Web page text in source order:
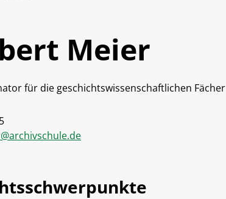
Meier
für die geschichtswissenschaftlichen Fächer